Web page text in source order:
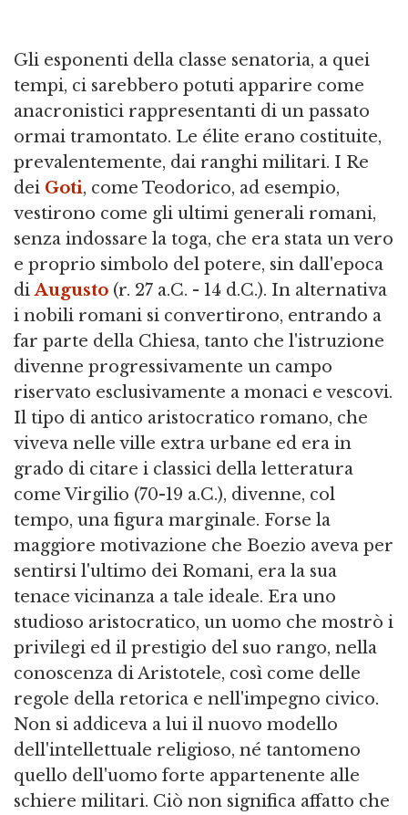
Gli esponenti della classe senatoria, a quei
tempi, ci sarebbero potuti apparire come
anacronistici rappresentanti di un passato
ormai tramontato. Le élite erano costituite,
prevalentemente, dai ranghi militari. I Re
dei Goti, come Teodorico, ad esempio,
vestirono come gli ultimi generali romani,
senza indossare la toga, che era stata un vero
e proprio simbolo del potere, sin dall'epoca
diAugusto (r. 27 a.C. - 14 d.C.). In alternativa
i nobili romani si convertirono, entrando a
far parte della Chiesa, tanto che l'istruzione
divenne progressivamente un campo
riservato esclusivamente a monaci e vescovi.
Il tipo di antico aristocratico romano, che
viveva nelle ville extra urbane ed era in
grado di citare i classici della letteratura
come Virgilio (70-19 a.C.), divenne, col
tempo, una figura marginale. Forse la
maggiore motivazione che Boezio aveva per
sentirsi l'ultimo dei Romani, era la sua
tenace vicinanza a tale ideale. Era uno
studioso aristocratico, un uomo che mostrò i
privilegi ed il prestigio del suo rango, nella
conoscenza di Aristotele, così come delle
regole della retorica e nell'impegno civico.
Non si addiceva a lui il nuovo modello
dell'intellettuale religioso, né tantomeno
quello dell'uomo forte appartenente alle
schiere militari. Ciò non significa affatto che